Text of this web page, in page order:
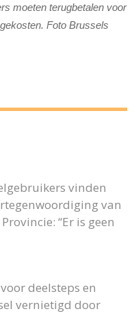
moeten terugbetalen voor
Foto Brussels
vinden
van
“Er is geen
deelsteps en
vernietigd door